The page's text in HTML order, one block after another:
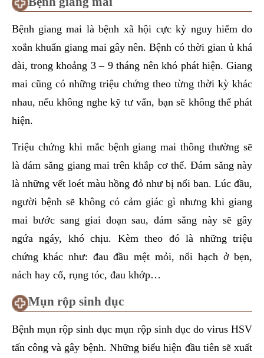
Bệnh giang mai là bệnh xã hội cực kỳ nguy hiểm do
xoắn khuẩn giang mai gây nên. Bệnh có thời gian ủ khá
dài, trong khoảng 3 – 9 tháng nên khó phát hiện. Giang
mai cũng có những triệu chứng theo từng thời kỳ khác
nhau, nếu không nghe kỹ tư vấn, bạn sẽ không thể phát
hiện.
Triệu chứng khi mắc bệnh giang mai thông thường sẽ
là đám săng giang mai trên khắp cơ thể. Đám săng này
là những vết loét màu hồng đỏ như bị nổi ban. Lúc đầu,
người bệnh sẽ không có cảm giác gì nhưng khi giang
mai bước sang giai đoạn sau, đám săng này sẽ gây
ngứa ngáy, khó chịu. Kèm theo đó là những triệu
chứng khác như: đau đầu mệt mỏi, nổi hạch ở bẹn,
nách hay cổ, rụng tóc, đau khớp…
Mụn rộp sinh dục
Bệnh mụn rộp sinh dục mụn rộp sinh dục do virus HSV
tấn công và gây bệnh. Những biểu hiện đầu tiên sẽ xuất